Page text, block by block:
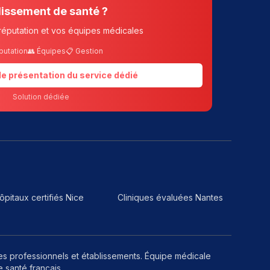
de santé ?
et vos équipes médicales
👥 Équipes📋 Gestion
présentation du service dédié
Solution dédiée
certifiés Nice Cliniques évaluées Nantes
professionnels et établissements. Équipe médicale
santé français